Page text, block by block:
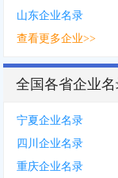
1898***6532，
1583***8059，
山东企业名录
查看更多企业>>
全国各省企业
宁夏企业名录
四川企业名录
重庆企业名录